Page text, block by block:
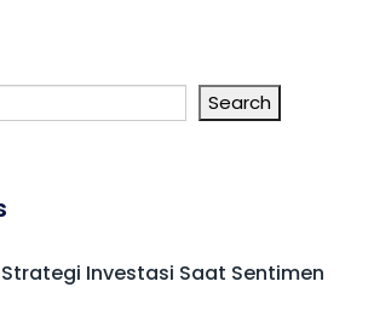
Search
Investasi Saat Sentimen